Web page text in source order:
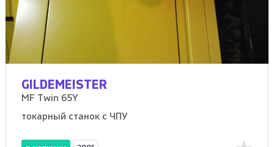
GILDEMEISTER
MF Twin 65Y
токарный станок с ЧПУ